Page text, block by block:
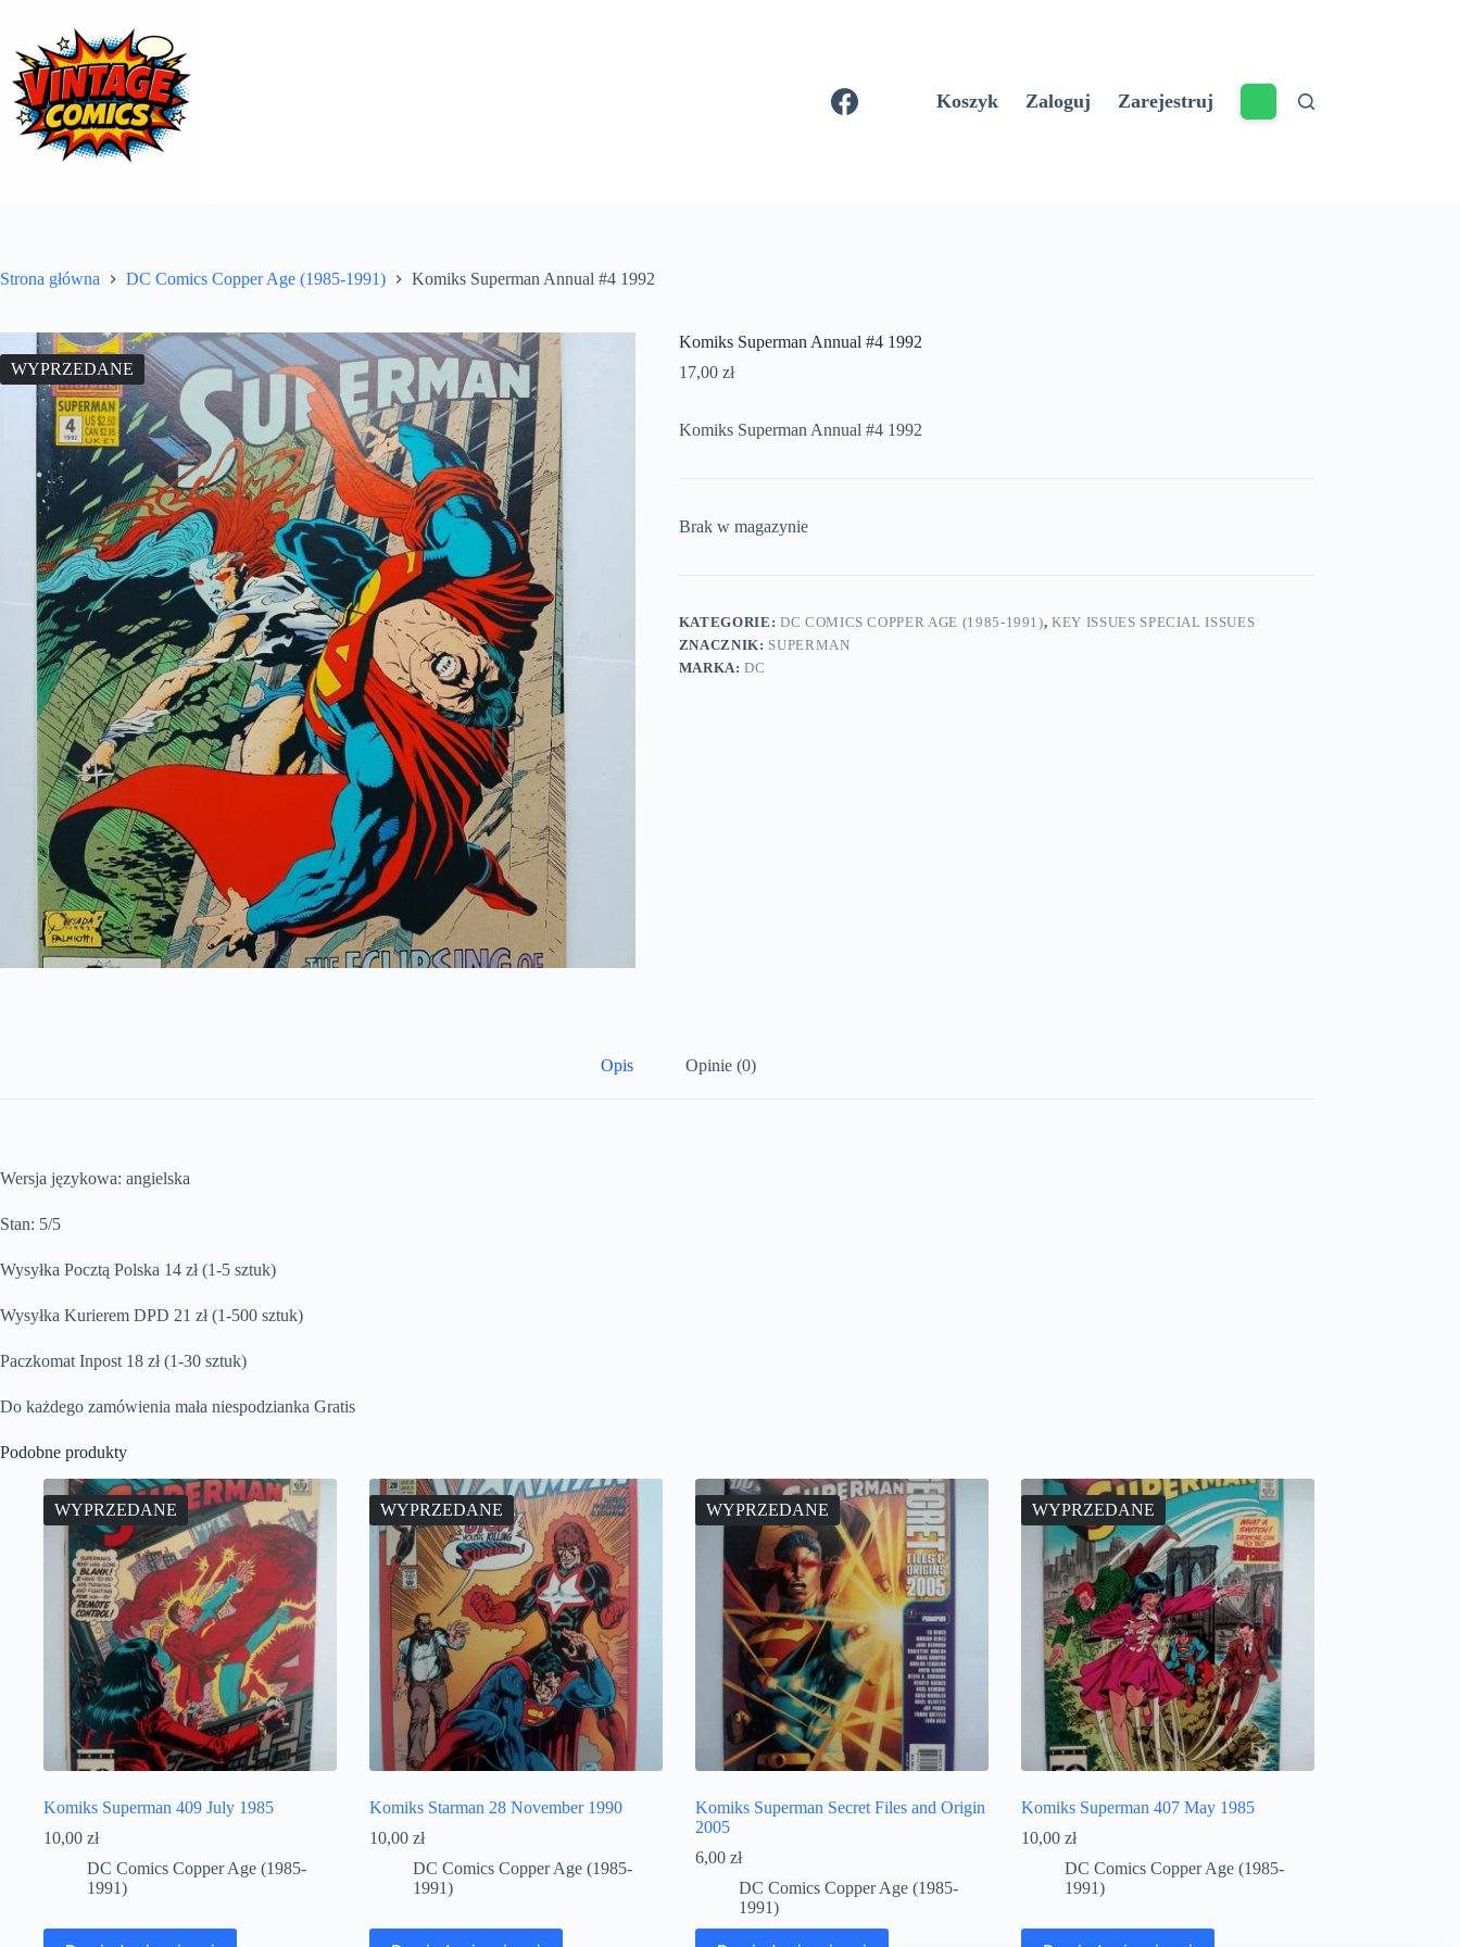
treści
Koszyk Zaloguj Zarejestruj
Strona główna DC Comics Copper Age (1985-1991) Komiks Superman Annual #4 1992
WYPRZEDANE
Komiks Superman Annual #4 1992
17,00 zł
Komiks Superman Annual #4 1992
Brak w magazynie
KATEGORIE: DC COMICS COPPER AGE (1985-1991),KEY ISSUES SPECIAL ISSUES
ZNACZNIK: SUPERMAN
MARKA:DC
Opis Opinie (0)
Wersja językowa: angielska
Stan: 5/5
Wysyłka Pocztą Polska 14 zł (1-5 sztuk)
Wysyłka Kurierem DPD 21 zł (1-500 sztuk)
Paczkomat Inpost 18 zł (1-30 sztuk)
Do każdego zamówienia mała niespodzianka Gratis
Podobne produkty
WYPRZEDANE
Komiks Superman 409 July 1985
10,00 zł
DC Comics Copper Age (1985-
1991)
WYPRZEDANE
Komiks Starman 28 November 1990
10,00 zł
DC Comics Copper Age (1985-
1991)
WYPRZEDANE
Komiks Superman Secret Files and Origin
2005
6,00 zł
DC Comics Copper Age (1985-
1991)
WYPRZEDANE
Komiks Superman 407 May 1985
10,00 zł
DC Comics Copper Age (1985-
1991)